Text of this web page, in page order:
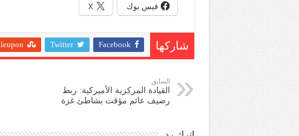
فيس بوك X
شاركها Facebook
Twitter
السابق
القيادة المركزية الأميركية: ربط
رصيف عائم مؤقت بشاطئ ‏غزة